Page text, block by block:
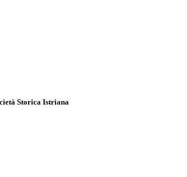
Storica Istriana